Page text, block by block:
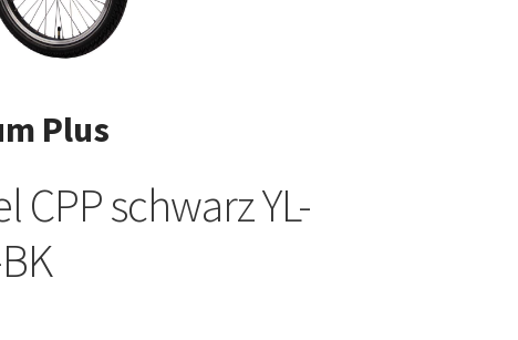
Plus
CPP schwarz YL-